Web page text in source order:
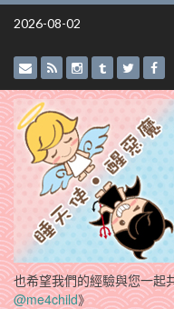
Skip
2026-08-02
也希望我們的經驗與您一
@me4child》